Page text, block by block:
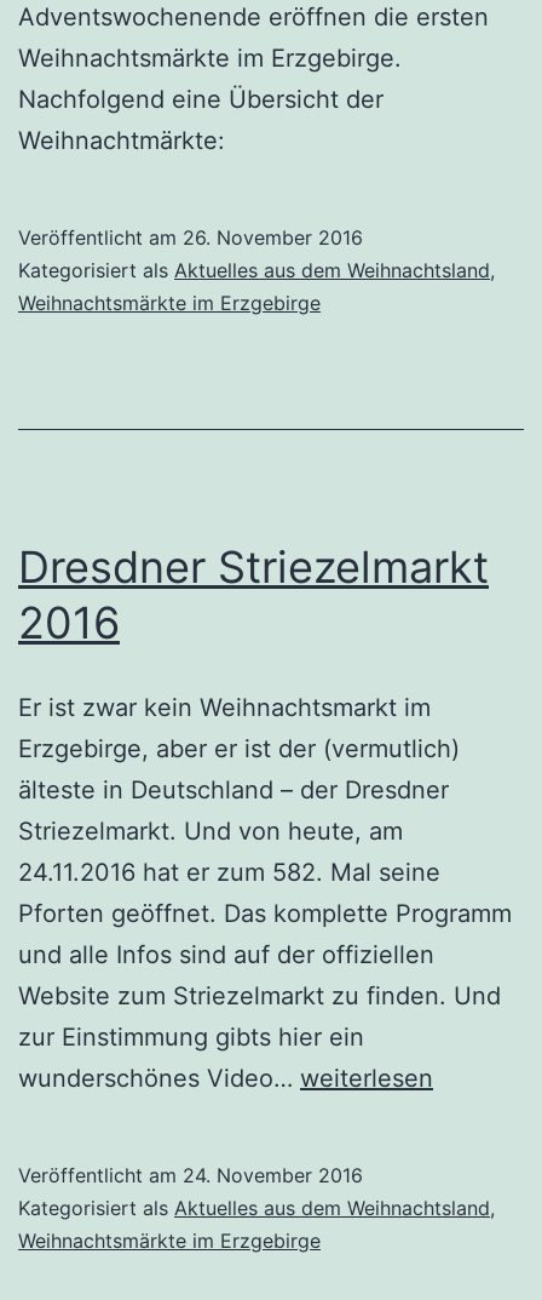
Adventswochenende eröffnen die ersten
Weihnachtsmärkte im Erzgebirge.
Nachfolgend eine Übersicht der
Weihnachtmärkte:
Veröffentlicht am 26. November 2016
Kategorisiert als Aktuelles aus dem Weihnachtsland,
Weihnachtsmärkte im Erzgebirge
Dresdner Striezelmarkt
2016
Er ist zwar kein Weihnachtsmarkt im
Erzgebirge, aber er ist der (vermutlich)
älteste in Deutschland – der Dresdner
Striezelmarkt. Und von heute, am
24.11.2016 hat er zum 582. Mal seine
Pforten geöffnet. Das komplette Programm
und alle Infos sind auf der offiziellen
Website zum Striezelmarkt zu finden. Und
zur Einstimmung gibts hier ein
wunderschönes Video… Dresdner
weiterlesen
Veröffentlicht am 24. November 2016
Kategorisiert als Aktuelles aus dem Weihnachtsland,
Weihnachtsmärkte im Erzgebirge